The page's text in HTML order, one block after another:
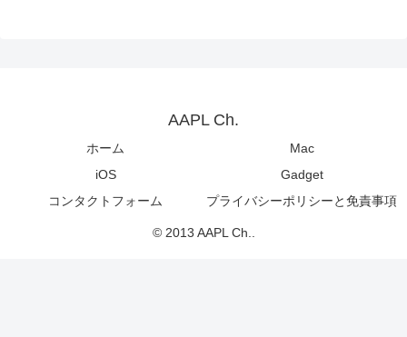
AAPL Ch.
ホーム
Mac
iOS
Gadget
コンタクトフォーム
プライバシーポリシーと免責事項
© 2013 AAPL Ch..